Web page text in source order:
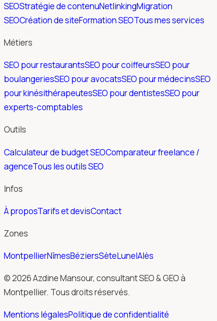
SEOStratégie de contenuNetlinkingMigration
SEOCréation de siteFormation SEOTous mes services
Métiers
SEO pour restaurantsSEO pour coiffeursSEO pour
boulangeriesSEO pour avocatsSEO pour médecinsSEO
pour kinésithérapeutesSEO pour dentistesSEO pour
experts-comptables
Outils
Calculateur de budget SEOComparateur freelance /
agenceTous les outils SEO
Infos
À proposTarifs et devisContact
Zones
MontpellierNîmesBéziersSèteLunelAlès
© 2026 Azdine Mansour, consultant SEO & GEO à
Montpellier. Tous droits réservés.
Mentions légalesPolitique de confidentialité